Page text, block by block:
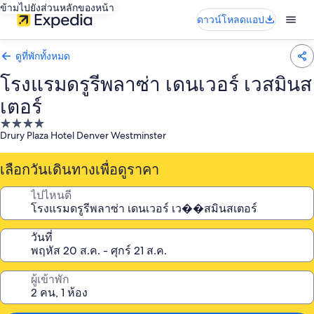
ข้ามไปยังส่วนหลักของหน้า
ดาวน์โหลดแอป
ดูที่พักทั้งหมด
โรงแรมดรูรีพลาซ่า เดนเวอร์ เวสมินส
เตอร์
ที่พัก
4.0
Drury Plaza Hotel Denver Westminster
เลือกวันเดินทางเพื่อดูราคา
ไปไหนดี
วันที่
ผู้เข้าพัก